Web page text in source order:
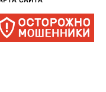
Гейне,
Расцвет
В 1835